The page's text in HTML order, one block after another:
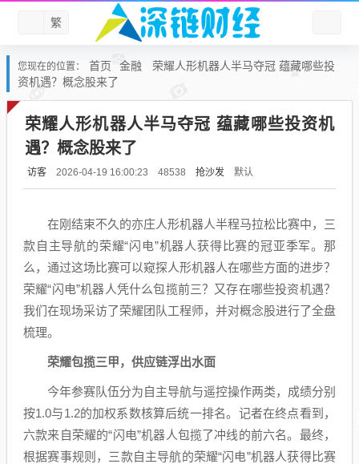
繁
您现在的位置： 首页 金融
荣耀人形机器人半马夺冠 蕴藏哪些投
资机遇？概念股来了
荣耀人形机器人半马夺冠 蕴藏哪些投资机
遇？概念股来了
访客 2026-04-19 16:00:23 48538 抢沙发 默认
在刚结束不久的亦庄人形机器人半程马拉松比赛中，三
款自主导航的荣耀“闪电”机器人获得比赛的冠亚季军。那
么，通过这场比赛可以窥探人形机器人在哪些方面的进步？
荣耀“闪电”机器人凭什么包揽前三？又存在哪些投资机遇？
我们在现场采访了荣耀团队工程师，并对概念股进行了全盘
梳理。
荣耀包揽三甲，供应链浮出水面
今年参赛队伍分为自主导航与遥控操作两类，成绩分别
按1.0与1.2的加权系数核算后统一排名。记者在终点看到，
六款来自荣耀的“闪电”机器人包揽了冲线的前六名。最终，
根据赛事规则，三款自主导航的荣耀“闪电”机器人获得比赛